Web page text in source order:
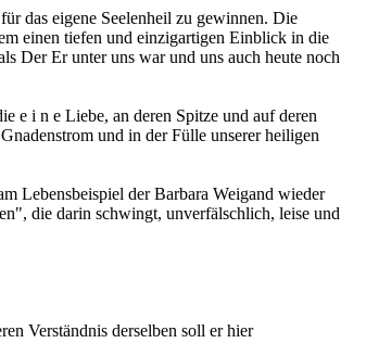
das eigene Seelenheil zu gewinnen. Die
einen tiefen und einzigartigen Einblick in die
Der Er unter uns war und uns auch heute noch
e i n e Liebe, an deren Spitze und auf deren
und in der Fülle unserer heiligen
Lebensbeispiel der Barbara Weigand wieder
die darin schwingt, unverfälschlich, leise und
Verständnis derselben soll er hier